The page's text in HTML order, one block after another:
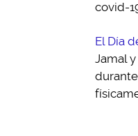
covid-
El Día
Jamal